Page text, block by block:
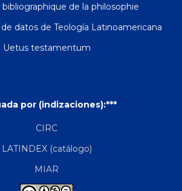
de la philosophie
datos de Teología Latinoamericana
Uetus testamentum
por (indizaciones):***
CIRC
LATINDEX (catálogo)
MIAR